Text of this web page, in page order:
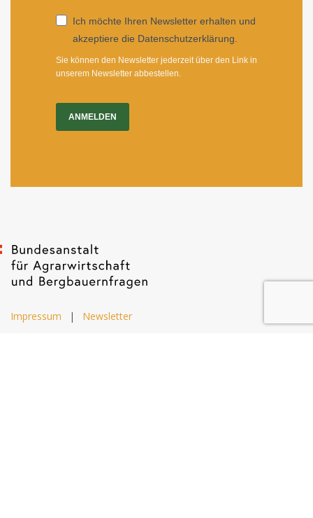
Ich möchte Ihren Newsletter erhalten und
akzeptiere die Datenschutzerklärung.
Sie können den Newsletter jederzeit über den Link in
unserem Newsletter abbestellen.
ANMELDEN
Impressum | Newsletter